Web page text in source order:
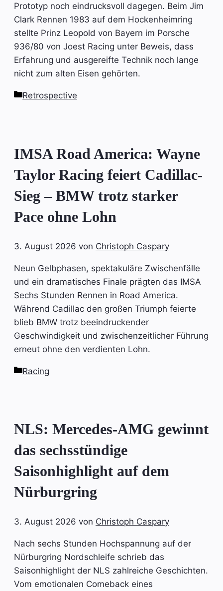
Prototyp noch eindrucksvoll dagegen. Beim Jim
Clark Rennen 1983 auf dem Hockenheimring
stellte Prinz Leopold von Bayern im Porsche
936/80 von Joest Racing unter Beweis, dass
Erfahrung und ausgereifte Technik noch lange
nicht zum alten Eisen gehörten.
Kategorien
Retrospective
IMSA Road America: Wayne
Taylor Racing feiert Cadillac-
Sieg – BMW trotz starker
Pace ohne Lohn
3. August 2026 von Christoph Caspary
Neun Gelbphasen, spektakuläre Zwischenfälle
und ein dramatisches Finale prägten das IMSA
Sechs Stunden Rennen in Road America.
Während Cadillac den großen Triumph feierte
blieb BMW trotz beeindruckender
Geschwindigkeit und zwischenzeitlicher Führung
erneut ohne den verdienten Lohn.
Kategorien
Racing
NLS: Mercedes-AMG gewinnt
das sechsstündige
Saisonhighlight auf dem
Nürburgring
3. August 2026 von Christoph Caspary
Nach sechs Stunden Hochspannung auf der
Nürburgring Nordschleife schrieb das
Saisonhighlight der NLS zahlreiche Geschichten.
Vom emotionalen Comeback eines